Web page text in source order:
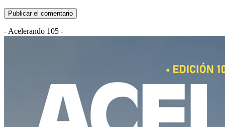
- Acelerando 105 -